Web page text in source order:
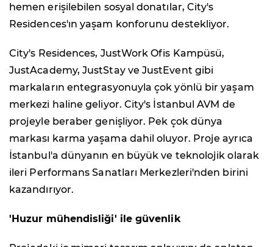
hemen erişilebilen sosyal donatılar, City's
Residences'ın yaşam konforunu destekliyor.
City's Residences, JustWork Ofis Kampüsü,
JustAcademy, JustStay ve JustEvent gibi
markaların entegrasyonuyla çok yönlü bir yaşam
merkezi haline geliyor. City's İstanbul AVM de
projeyle beraber genişliyor. Pek çok dünya
markası karma yaşama dahil oluyor. Proje ayrıca
İstanbul'a dünyanın en büyük ve teknolojik olarak
ileri Performans Sanatları Merkezleri'nden birini
kazandırıyor.
'Huzur mühendisliği' ile güvenlik